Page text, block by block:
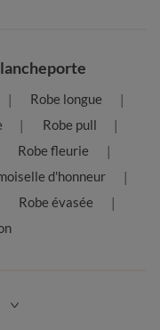
Robe longue
Robe pull
Robe fleurie
d'honneur
Robe évasée